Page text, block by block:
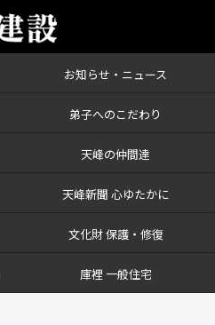
お知らせ・ニュース
弟子へのこだわり
天峰の仲間達
天峰新聞 心ゆたかに
文化財 保護・修復
庫裡 一般住宅